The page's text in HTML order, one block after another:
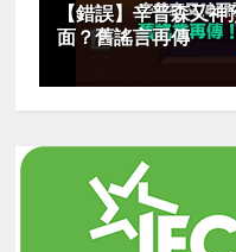
【錯誤】辛普森又
面？舊謠言再傳